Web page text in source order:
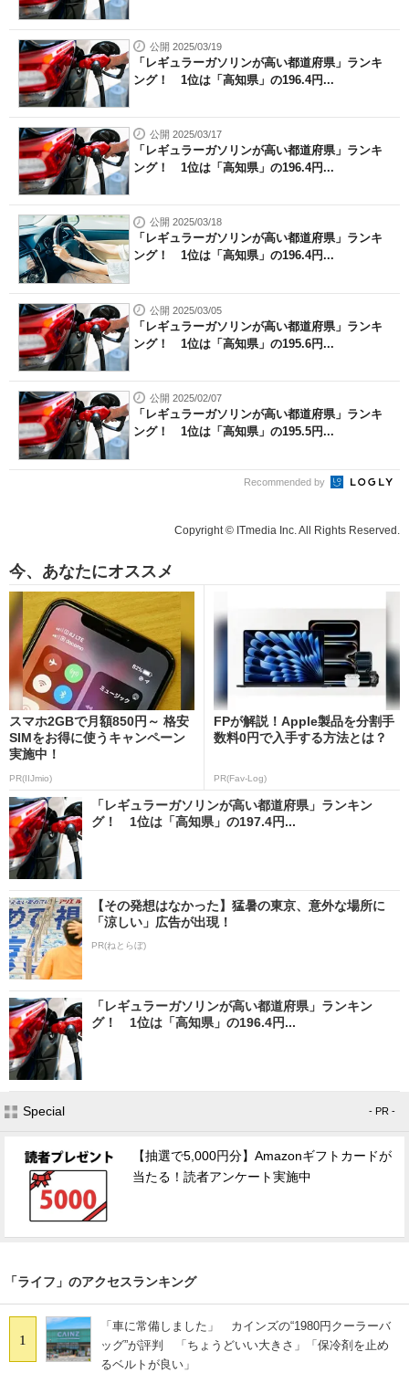
公開 2025/03/19
「レギュラーガソリンが高い都道府県」ランキ
ング！ 1位は「高知県」の196.4円...
公開 2025/03/17
「レギュラーガソリンが高い都道府県」ランキ
ング！ 1位は「高知県」の196.4円...
公開 2025/03/18
「レギュラーガソリンが高い都道府県」ランキ
ング！ 1位は「高知県」の196.4円...
公開 2025/03/05
「レギュラーガソリンが高い都道府県」ランキ
ング！ 1位は「高知県」の195.6円...
公開 2025/02/07
「レギュラーガソリンが高い都道府県」ランキ
ング！ 1位は「高知県」の195.5円...
Recommended by
Copyright © ITmedia Inc. All Rights Reserved.
今、あなたにオススメ
スマホ2GBで月額850円～ 格安
SIMをお得に使うキャンペーン
実施中！
PR(IIJmio)
FPが解説！Apple製品を分割手
数料0円で入手する方法とは？
PR(Fav-Log)
「レギュラーガソリンが高い都道府県」ランキン
グ！ 1位は「高知県」の197.4円...
【その発想はなかった】猛暑の東京、意外な場所に
「涼しい」広告が出現！
PR(ねとらぼ)
「レギュラーガソリンが高い都道府県」ランキン
グ！ 1位は「高知県」の196.4円...
Special - PR -
【抽選で5,000円分】Amazonギフトカードが
当たる！読者アンケート実施中
「ライフ」のアクセスランキング
1
「車に常備しました」 カインズの“1980円クーラーバ
ッグ”が評判 「ちょうどいい大きさ」「保冷剤を止め
るベルトが良い」